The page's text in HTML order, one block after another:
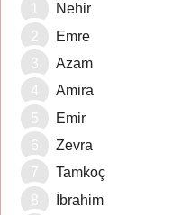
Nehir
Emre
Azam
Amira
Emir
Zevra
Tamkoç
İbrahim